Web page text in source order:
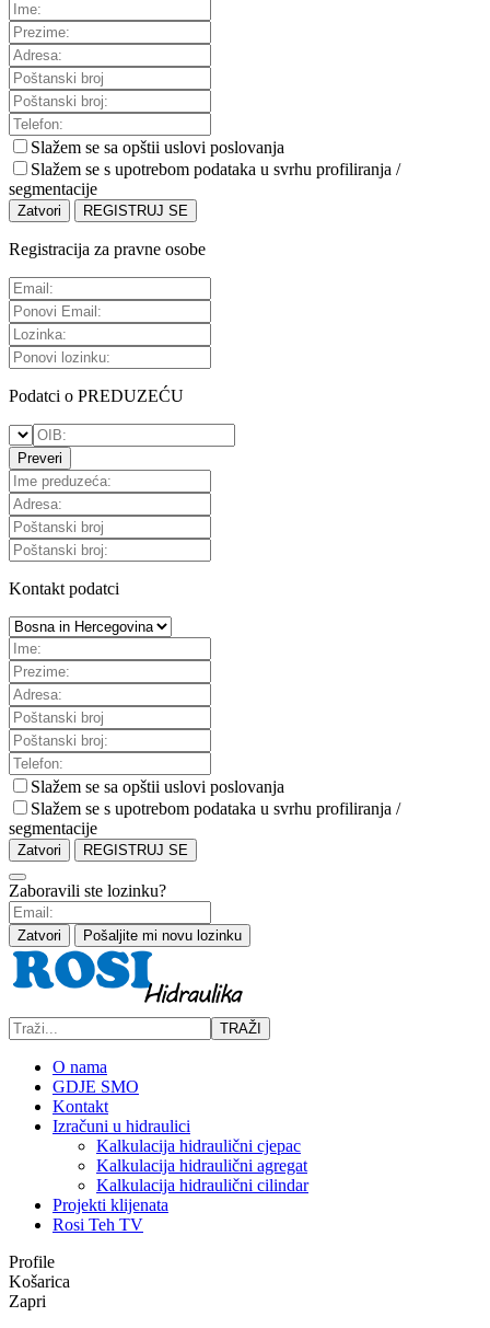
Slažem se sa opštii uslovi poslovanja
Slažem se s upotrebom podataka u svrhu profiliranja /
segmentacije
Zatvori REGISTRUJ SE
Registracija za pravne osobe
Podatci o PREDUZEĆU
Preveri
Kontakt podatci
Slažem se sa opštii uslovi poslovanja
Slažem se s upotrebom podataka u svrhu profiliranja /
segmentacije
Zatvori REGISTRUJ SE
Zaboravili ste lozinku?
Zatvori Pošaljite mi novu lozinku
TRAŽI
O nama
GDJE SMO
Kontakt
Izračuni u hidraulici
Kalkulacija hidraulični cjepac
Kalkulacija hidraulični agregat
Kalkulacija hidraulični cilindar
Projekti klijenata
Rosi Teh TV
Profile
Košarica
Zapri